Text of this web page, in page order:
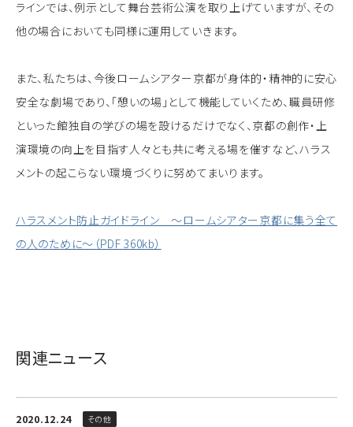
ラインでは、例示として舞台芸術公演を取り上げていますが、その
他の場合においても同様に運用していきます。
また、私たちは、今後ロームシアター京都が身体的・精神的に安心
安全な劇場であり、「憩いの場」として機能していくため、職員研修
といった館独自の学びの場を設けるだけでなく、京都の創作・上
演環境の向上を目指す人々とも共に考える場を催すなど、ハラス
メントの起こらない環境づくりに努めてまいります。
ハラスメント防止ガイドライン ～ロームシアター京都に集う全て
の人のために～（PDF 360kb）
関連ニュース
2020.12.24 その他